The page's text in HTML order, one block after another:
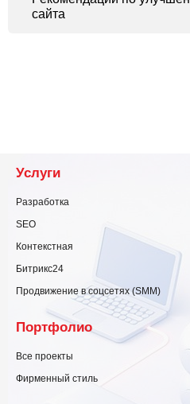
сайта
Услуги
Разработка
SEO
Контекстная
Битрикс24
Продвижение в соцсетях (SMM)
Портфолио
Все проекты
Фирменный стиль